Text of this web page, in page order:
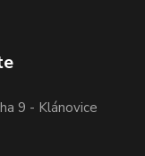
9 - Klánovice